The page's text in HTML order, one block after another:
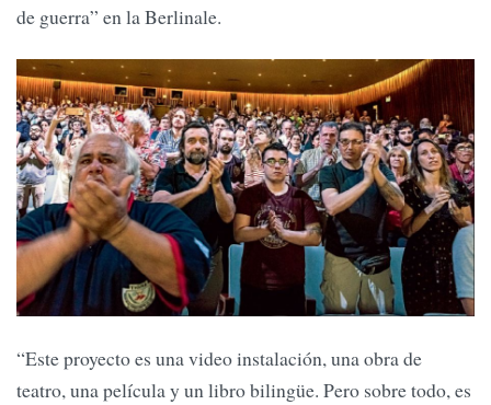
de guerra” en la Berlinale.
“Este proyecto es una video instalación, una obra de
teatro, una película y un libro bilingüe. Pero sobre todo, es